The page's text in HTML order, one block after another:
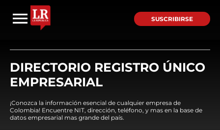
SUSCRIBIRSE
DIRECTORIO REGISTRO ÚNICO
EMPRESARIAL
¡Conozca la información esencial de cualquier empresa de
Colombia! Encuentre NIT, dirección, teléfono, y mas en la base de
datos empresarial mas grande del país.